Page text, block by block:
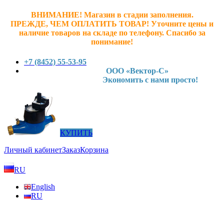
ВНИМАНИЕ! Магазин в стадии заполнения.
ПРЕЖДЕ, ЧЕМ ОПЛАТИТЬ ТОВАР! Уточните цены и
наличие товаров на складе по телефону. Спасибо за
понимание!
+7 (8452) 55-53-95
ООО «Вектор-С»
Экономить с нами просто!
КУПИТЬ
Личный кабинетЗаказКорзина
RU
English
RU